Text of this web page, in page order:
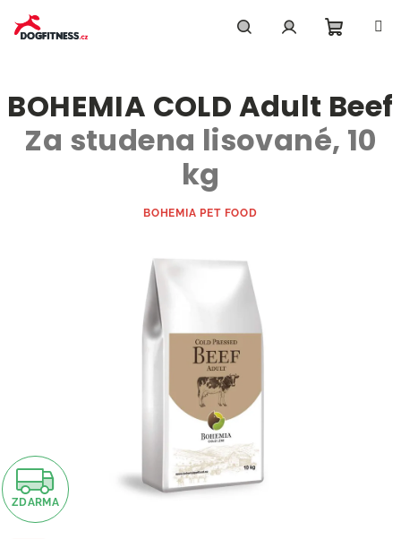
obsah
košík
BOHEMIA COLD Adult Beef
Za studena lisované, 10
kg
BOHEMIA PET FOOD
Z
D
ZDARMA